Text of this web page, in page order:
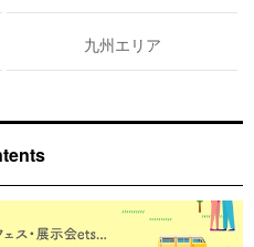
九州エリア